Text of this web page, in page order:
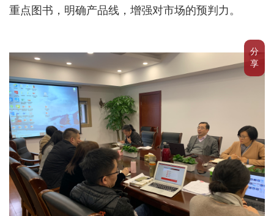
分
享
重点图书，明确产品线，增强对市场的预判力。